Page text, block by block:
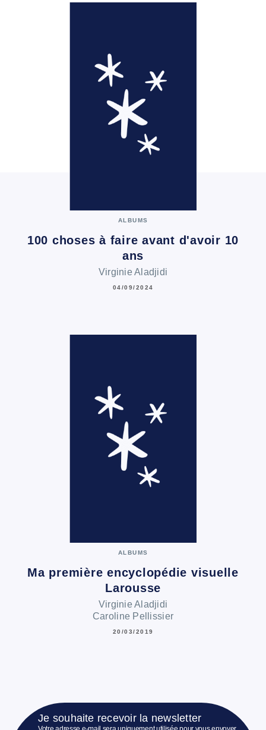
ALBUMS
100 choses à faire avant d'avoir 10
ans
Virginie Aladjidi
04/09/2024
ALBUMS
Ma première encyclopédie visuelle
Larousse
Virginie Aladjidi
Caroline Pellissier
20/03/2019
Je souhaite recevoir la newsletter